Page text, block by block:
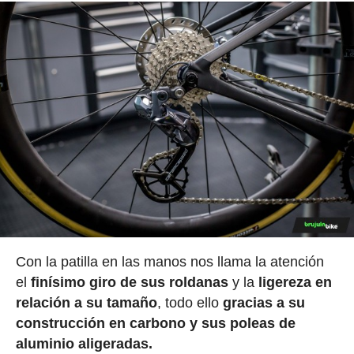
Con la patilla en las manos nos llama la atención
el finísimo giro de sus roldanasy la ligereza en
relación a su tamaño, todo ello gracias a su
construcción en carbono y sus poleas de
aluminio aligeradas.